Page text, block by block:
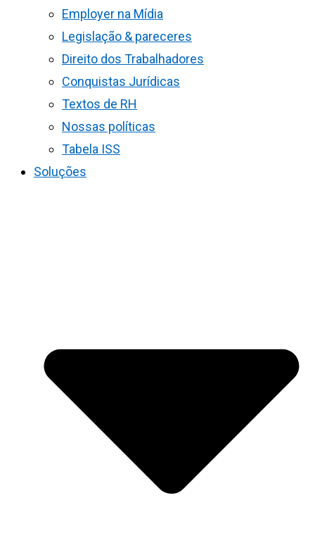
Employer na Mídia
Legislação & pareceres
Direito dos Trabalhadores
Conquistas Jurídicas
Textos de RH
Nossas políticas
Tabela ISS
Soluções